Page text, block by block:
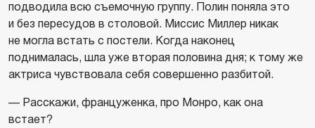
подводила всю съемочную группу. Полин поняла это
и без пересудов в столовой. Миссис Миллер никак
не могла встать с постели. Когда наконец
поднималась, шла уже вторая половина дня; к тому же
актриса чувствовала себя совершенно разбитой.
— Расскажи, француженка, про Монро, как она
встает?